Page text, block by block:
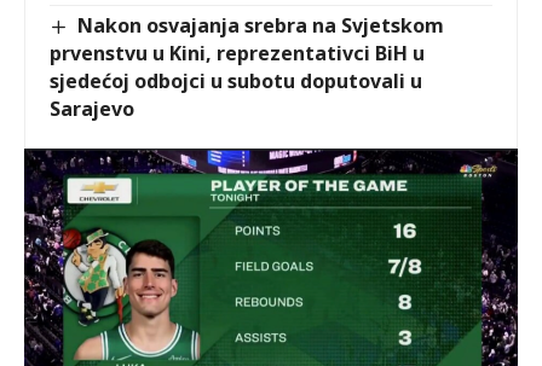
Nakon osvajanja srebra na Svjetskom
prvenstvu u Kini, reprezentativci BiH u
sjedećoj odbojci u subotu doputovali u
Sarajevo